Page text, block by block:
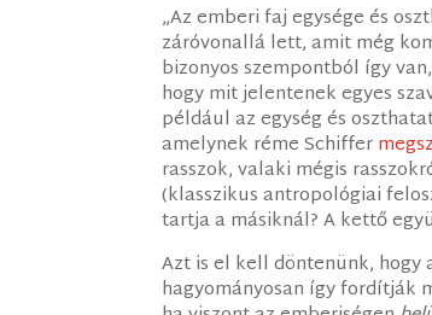
„Az emberi faj egysége és
záróvonallá lett, amit még
bizonyos szempontból így
hogy mit jelentenek egyes
például az egység és
amelynek réme Schiffer
rasszok, valaki mégis
(klasszikus antropológiai
tartja a másiknál? A kettő
Azt is el kell döntenünk, hogy
hagyományosan így fordítják